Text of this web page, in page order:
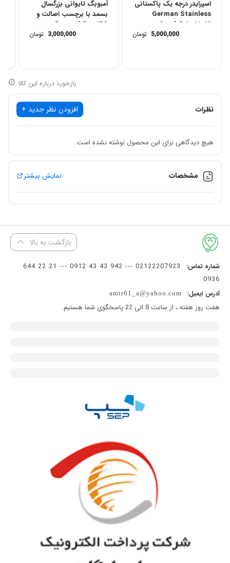
اسپرایدر درجه یک پاکستانی
German Stainless
Steel-R-L-61-62
5,000,000 تومان
آمبوبگ تایوانی بزرگسال
بسمد با برچسب اصالت و
Besmed Pvc IRC
3,000,000 تومان
بازخورد درباره این کالا
نظرات افزودن نظر جدید +
هیچ دیدگاهی برای این محصول نوشته نشده است.
مشخصات نمایش بیشتر
بازگشت به بالا
شماره تماس:
02122207923 --- 942 43 43 0912 --- 21 22 644
0936
آدرس ایمیل: amir61_a@yahoo.com
هفت روز هفته ، از ساعت 8 الی 22 پاسخگوی شما هستیم.